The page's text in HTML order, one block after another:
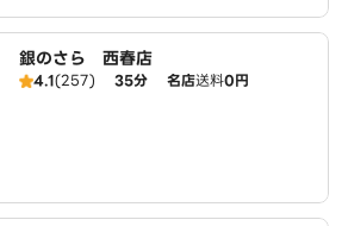
銀のさら 西春店
4.1(257) 35分 名店送料0円